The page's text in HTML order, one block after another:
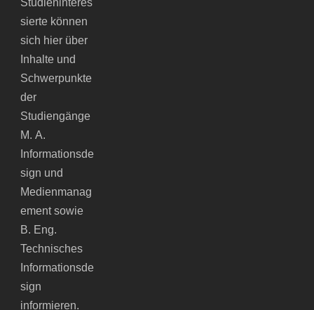
Studieninteres
sierte können
sich hier über
Inhalte und
Schwerpunkte
der
Studiengänge
M. A.
Informationsde
sign und
Medienmanag
ement sowie
B. Eng.
Technisches
Informationsde
sign
informieren.